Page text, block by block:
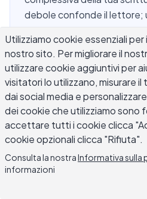
debole confonde il lettore;
principale. Che tu stia
articolo di blog, un'email di
breve, ogni pezzo di buona
su paragrafi ben
le tecniche pratiche che i
creare paragrafi chiari,
indipendentemente
formato.
Utilizziamo cookie essenziali
nostro sito. Per migliorare il
utilizzare cookie aggiuntivi per
visitatori lo utilizzano, misurare
dai social media e
dei cookie che utilizziamo sono
accettare tutti i cookie clicca
cookie opzionali clicca "Rifiuta".
Consulta la nostraInformativa sulla
informazioni